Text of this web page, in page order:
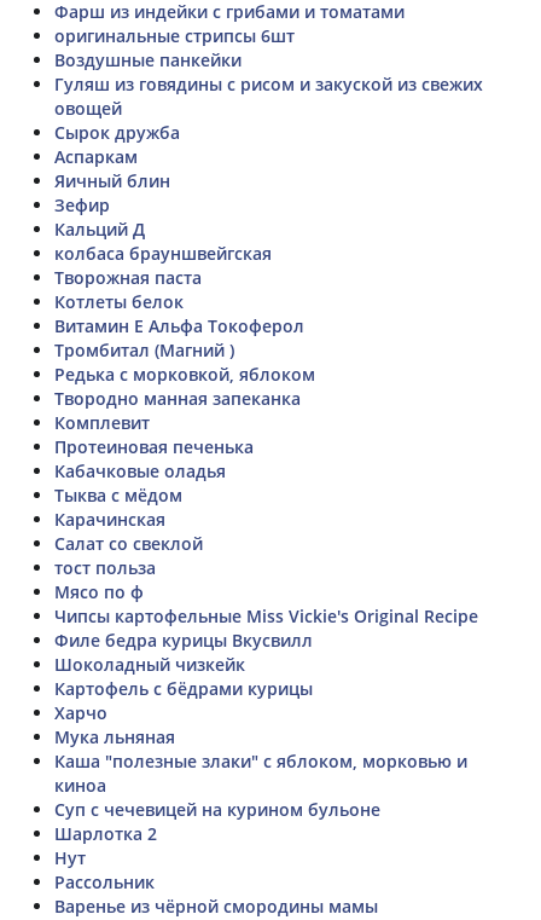
Фарш из индейки с грибами и томатами
оригинальные стрипсы 6шт
Воздушные панкейки
Гуляш из говядины с рисом и закуской из свежих
овощей
Сырок дружба
Аспаркам
Яичный блин
Зефир
Кальций Д
колбаса брауншвейгская
Творожная паста
Котлеты белок
Витамин Е Альфа Токоферол
Тромбитал (Магний )
Редька с морковкой, яблоком
Твородно манная запеканка
Комплевит
Протеиновая печенька
Кабачковые оладья
Тыква с мёдом
Карачинская
Салат со свеклой
тост польза
Мясо по ф
Чипсы картофельные Miss Vickie's Original Recipe
Филе бедра курицы Вкусвилл
Шоколадный чизкейк
Картофель с бёдрами курицы
Харчо
Мука льняная
Каша "полезные злаки" с яблоком, морковью и
киноа
Суп с чечевицей на курином бульоне
Шарлотка 2
Нут
Рассольник
Варенье из чёрной смородины мамы